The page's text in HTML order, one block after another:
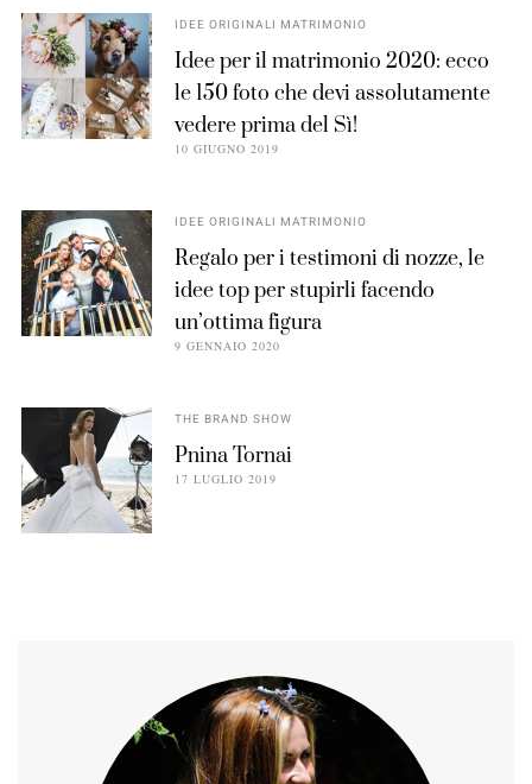
IDEE ORIGINALI MATRIMONIO
Idee per il matrimonio 2020: ecco
le 150 foto che devi assolutamente
vedere prima del Sì!
10 GIUGNO 2019
IDEE ORIGINALI MATRIMONIO
Regalo per i testimoni di nozze, le
idee top per stupirli facendo
un’ottima figura
9 GENNAIO 2020
THE BRAND SHOW
Pnina Tornai
17 LUGLIO 2019